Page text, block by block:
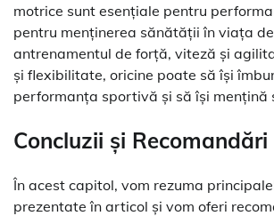
motrice sunt esențiale pentru
pentru menținerea sănătății în viața de
antrenamentul de forță, viteză și
și flexibilitate, oricine poate să își
performanța sportivă și să își mențină
Concluzii și Recomandări
În acest capitol, vom rezuma
prezentate în articol și vom oferi